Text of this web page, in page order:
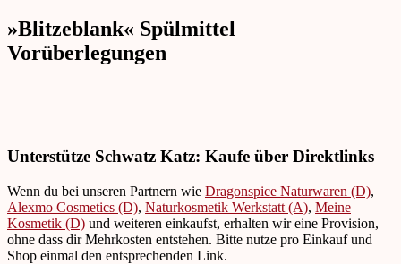
»Blitzeblank« Spülmittel
Vorüberlegungen
Unterstütze Schwatz Katz: Kaufe über Direktlinks
Wenn du bei unseren Partnern wie Dragonspice Naturwaren (D),
Alexmo Cosmetics (D), Naturkosmetik Werkstatt (A), Meine
Kosmetik (D) und weiteren einkaufst, erhalten wir eine Provision,
ohne dass dir Mehrkosten entstehen. Bitte nutze pro Einkauf und
Shop einmal den entsprechenden Link.